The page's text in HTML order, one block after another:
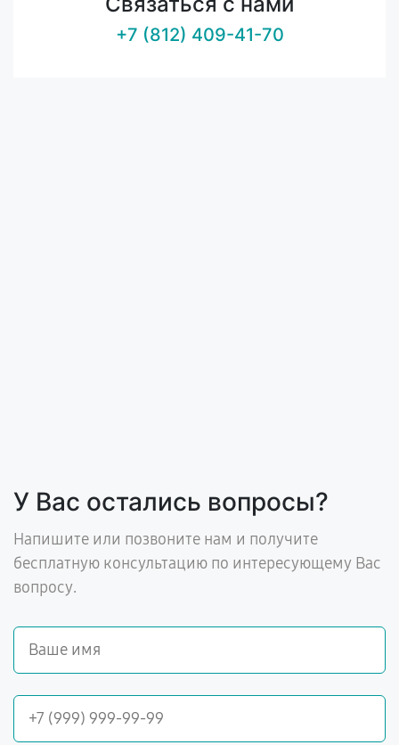
+7 (812) 409-41-70
У Вас остались вопросы?
Напишите или позвоните нам и получите
бесплатную консультацию по интересующему Вас
вопросу.